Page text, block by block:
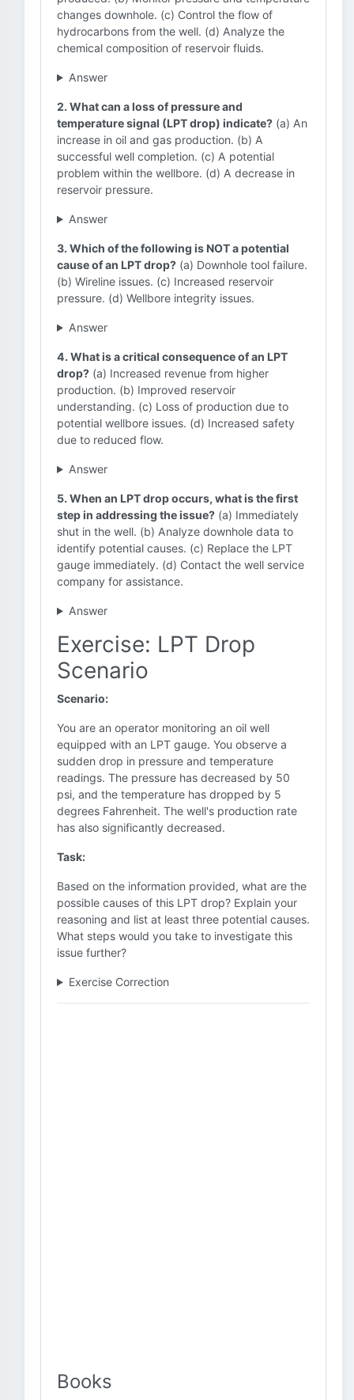
changes downhole. (c) Control the flow of
hydrocarbons from the well. (d) Analyze the
chemical composition of reservoir fluids.
Answer
2. What can a loss of pressure and
temperature signal (LPT drop) indicate? (a) An
increase in oil and gas production. (b) A
successful well completion. (c) A potential
problem within the wellbore. (d) A decrease in
reservoir pressure.
Answer
3. Which of the following is NOT a potential
cause of an LPT drop? (a) Downhole tool failure.
(b) Wireline issues. (c) Increased reservoir
pressure. (d) Wellbore integrity issues.
Answer
4. What is a critical consequence of an LPT
drop? (a) Increased revenue from higher
production. (b) Improved reservoir
understanding. (c) Loss of production due to
potential wellbore issues. (d) Increased safety
due to reduced flow.
Answer
5. When an LPT drop occurs, what is the first
step in addressing the issue? (a) Immediately
shut in the well. (b) Analyze downhole data to
identify potential causes. (c) Replace the LPT
gauge immediately. (d) Contact the well service
company for assistance.
Answer
Exercise: LPT Drop
Scenario
Scenario:
You are an operator monitoring an oil well
equipped with an LPT gauge. You observe a
sudden drop in pressure and temperature
readings. The pressure has decreased by 50
psi, and the temperature has dropped by 5
degrees Fahrenheit. The well's production rate
has also significantly decreased.
Task:
Based on the information provided, what are the
possible causes of this LPT drop? Explain your
reasoning and list at least three potential causes.
What steps would you take to investigate this
issue further?
Exercise Correction
Books